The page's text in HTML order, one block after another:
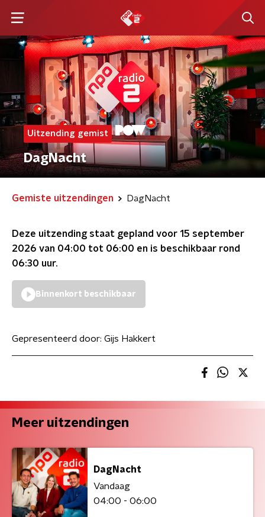
Uitzending gemist
DagNacht
Gemiste uitzendingen DagNacht
Deze uitzending staat gepland voor 15 september
2026 van 04:00 tot 06:00 en is beschikbaar rond
06:30 uur.
Binnenkort beschikbaar
Gepresenteerd door: Gijs Hakkert
Meer uitzendingen
DagNacht
Vandaag
04:00 - 06:00